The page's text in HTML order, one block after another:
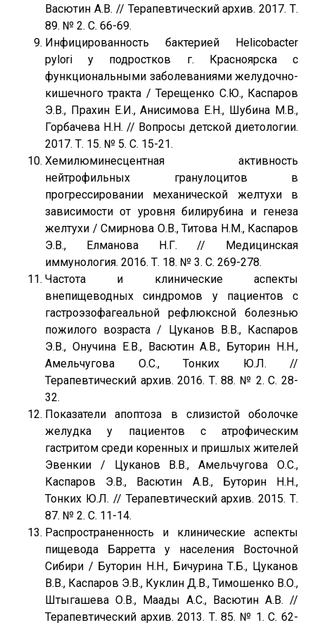
Васютин А.В. // Терапевтический архив. 2017. Т.
89. № 2. С. 66-69.
Инфицированность бактерией Helicobacter
pylori у подростков г. Красноярска с
функциональными заболеваниями желудочно-
кишечного тракта / Терещенко С.Ю., Каспаров
Э.В., Прахин Е.И., Анисимова Е.Н., Шубина М.В.,
Горбачева Н.Н. // Вопросы детской диетологии.
2017. Т. 15. № 5. С. 15-21.
Хемилюминесцентная активность
нейтрофильных гранулоцитов в
прогрессировании механической желтухи в
зависимости от уровня билирубина и генеза
желтухи / Смирнова О.В., Титова Н.М., Каспаров
Э.В., Елманова Н.Г. // Медицинская
иммунология. 2016. Т. 18. № 3. С. 269-278.
Частота и клинические аспекты
внепищеводных синдромов у пациентов с
гастроэзофагеальной рефлюксной болезнью
пожилого возраста / Цуканов В.В., Каспаров
Э.В., Онучина Е.В., Васютин А.В., Буторин Н.Н.,
Амельчугова О.С., Тонких Ю.Л. //
Терапевтический архив. 2016. Т. 88. № 2. С. 28-
32.
Показатели апоптоза в слизистой оболочке
желудка у пациентов с атрофическим
гастритом среди коренных и пришлых жителей
Эвенкии / Цуканов В.В., Амельчугова О.С.,
Каспаров Э.В., Васютин А.В., Буторин Н.Н.,
Тонких Ю.Л. // Терапевтический архив. 2015. Т.
87. № 2. С. 11-14.
Распространенность и клинические аспекты
пищевода Барретта у населения Восточной
Сибири / Буторин Н.Н., Бичурина Т.Б., Цуканов
В.В., Каспаров Э.В., Куклин Д.В., Тимошенко В.О.,
Штыгашева О.В., Маады А.С., Васютин А.В. //
Терапевтический архив. 2013. Т. 85. № 1. С. 62-